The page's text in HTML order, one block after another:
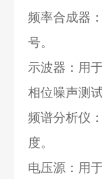
频率合成器
号。
示波器：用
相位噪声测
频谱分析仪
度。
电压源：用